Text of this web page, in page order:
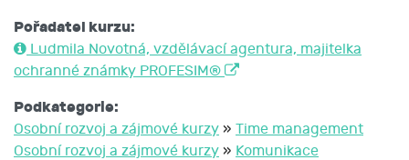
Pořadatel kurzu:
Ludmila Novotná, vzdělávací agentura, majitelka
ochranné známky PROFESIM®
Podkategorie:
Osobní rozvoj a zájmové kurzy » Time management
Osobní rozvoj a zájmové kurzy » Komunikace